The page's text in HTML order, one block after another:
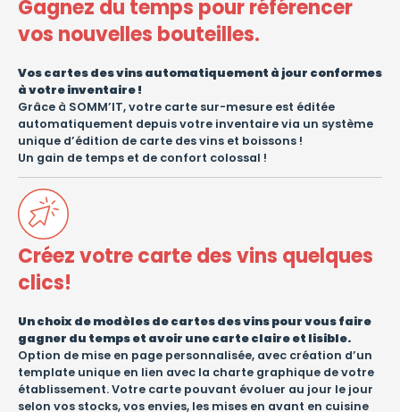
Gagnez du temps pour référencer
vos nouvelles bouteilles.
Vos cartes des vins automatiquement à jour conformes
à votre inventaire !
Grâce à SOMM’IT, votre carte sur-mesure est éditée
automatiquement depuis votre inventaire via un système
unique d’édition de carte des vins et boissons !
Un gain de temps et de confort colossal !
Créez votre carte des vins quelques
clics!
Un choix de modèles de cartes des vins pour vous faire
gagner du temps et avoir une carte claire et lisible.
Option de mise en page personnalisée, avec création d’un
template unique en lien avec la charte graphique de votre
établissement. Votre carte pouvant évoluer au jour le jour
selon vos stocks, vos envies, les mises en avant en cuisine